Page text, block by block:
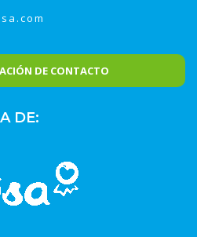
DE CONTACTO
DE: